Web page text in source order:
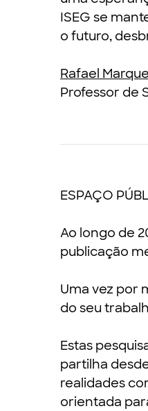
ISEG se
o futuro,
Rafael
Professor de
ESPAÇO
Ao longo de
publicação
Uma vez por
do seu
Estas
partilha
realidades
orientada